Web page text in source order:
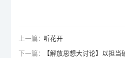
上一篇：听花开
下一篇：
【解放思想大讨论】以担